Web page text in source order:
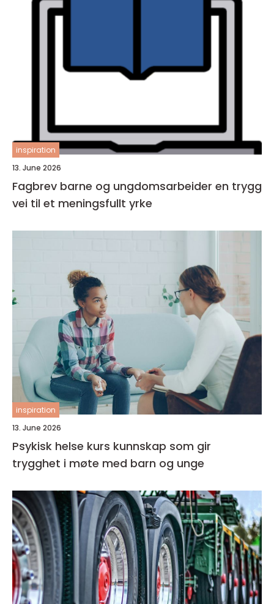
inspiration
13. June 2026
Fagbrev barne og ungdomsarbeider en trygg
vei til et meningsfullt yrke
inspiration
13. June 2026
Psykisk helse kurs kunnskap som gir
trygghet i møte med barn og unge